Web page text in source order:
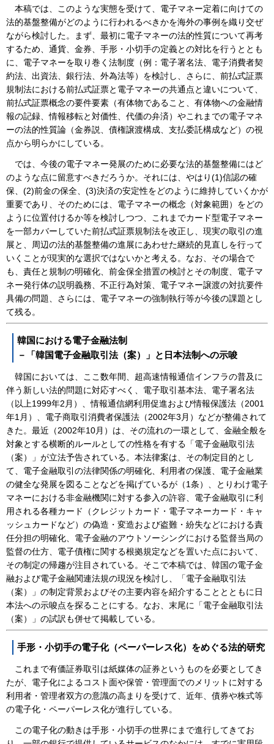
本稿では、このような実態を受けて、電子マネー定着に向けての
法的基盤整備がどのように行われるべきかを海外の事例を織り交ぜ
ながら検討した。まず、最初に電子マネーの法的性質について再考
するため、通貨、金券、手形・小切手の定義との対比を行うととも
に、電子マネーを取り巻く法制度（例：電子署名法、電子消費者契
約法、出資法、銀行法、外為法等）を検討し、さらに、前払式証票
規制法における前払式証票と電子マネーの共通点と違いについて、
前払式証票概念の要件要素（有体物であること、有体物への金融情
報の記録、情報移転と対価性、代価の弁済）やこれまでの電子マネ
ーの法的性質論（金券説、債権譲渡構成、支払委託構成など）の視
点から明らかにしている。
では、今後の電子マネー発展のために必要な法的基盤整備にはど
のような点に留意すべきだろうか。それには、やはり(1)信認の確
保、(2)前金の保全、(3)決済の安定性をどのように維持していくかが
重要であり、そのためには、電子マネーの概念（対象範囲）をどの
ように位置付けるか等を検討しつつ、これまでカード型電子マネー
を一部カバーしていた前払式証票規制法を改正し、現実の取引の進
展と、周辺の法的基盤整備の進展にあわせた継続的見直しを行って
いくことが現実的な選択ではないかと考える。なお、その場合で
も、責任と規制の明確化、前金保全措置の検討とその制度、電子マ
ネー発行体の説明義務、不正行為対策、電子マネー譲渡の対抗要件
具備の問題、さらには、電子マネーの強制執行等が今後の課題とし
て残る。
韓国における電子金融法制
－「韓国電子金融取引法（案）」と日本法制への示唆
韓国においては、ここ数年間、超高速情報通信インフラの普及に
伴う新しい法的問題に対応すべく、電子取引基本法、電子署名法
（以上1999年2月）、情報通信網利用促進および情報保護法（2001
年1月）、電子商取引消費者保護法（2002年3月）などが整備されて
きた。最近（2002年10月）は、その流れの一環として、金融全般を
対象とする横断的ルールとしての性格を有する「電子金融取引法
（案）」が立法予告されている。本法律案は、その制定目的とし
て、電子金融取引の法律関係の明確化、利用者の保護、電子金融業
の健全な発展を図ることなどを掲げているが（1条）、とりわけ電子
マネーにおける非金融機関に対する参入の許容、電子金融取引に利
用される各種カード（クレジットカード・電子マネーカード・キャ
ッシュカードなど）の偽造・変造および盗難・紛失などにおける責
任分担の明確化、電子金融のアウトソーシングにおける監督当局の
監督の仕方、電子債権に関する根拠規定などを置いた点において、
その制定の帰趨が注目されている。そこで本稿では、韓国の電子金
融および電子金融関連法規の現況を検討し、「電子金融取引法
（案）」の制定背景およびその主要内容を紹介することとともに日
本法への示唆点を探ることにする。なお、末尾に「電子金融取引法
（案）」の試訳も併せて掲載している。
手形・小切手の電子化（ペーパーレス化）をめぐる法的研究
これまで有価証券取引は紙媒体の証券というものを必要としてき
たが、電子化によるコスト面や保管・管理面でのメリットに対する
利用者・管理者双方の意識の高まりを受けて、近年、債券や株式等
の電子化・ペーパーレス化が進行している。
この電子化の動きは手形・小切手の世界にまで進行してきてお